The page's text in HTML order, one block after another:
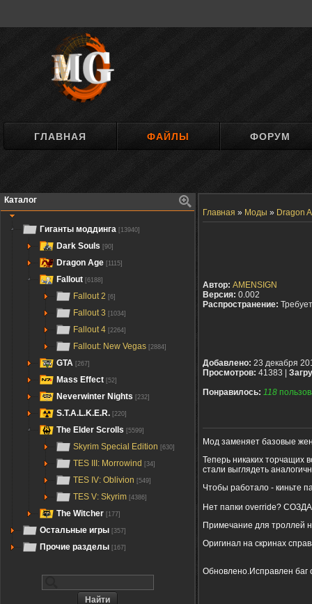
ГЛАВНАЯ ФАЙЛЫ ФОРУМ
Каталог
Гиганты моддинга [13940]
Dark Souls [90]
Dragon Age [1115]
Fallout [6188]
Fallout 2 [6]
Fallout 3 [1034]
Fallout 4 [2264]
Fallout: New Vegas [2884]
GTA [267]
Mass Effect [52]
Neverwinter Nights [232]
S.T.A.L.K.E.R. [220]
The Elder Scrolls [5599]
Skyrim Special Edition [630]
TES III: Morrowind [34]
TES IV: Oblivion [549]
TES V: Skyrim [4386]
The Witcher [177]
Остальные игры [357]
Прочие разделы [167]
Главная » Моды » Dragon
Автор: AMENSIGN
Версия: 0.002
Распространение:
Добавлено: 23 декабря
Просмотров: 41383 |
Понравилось: 118
Мод заменяет базовые
Теперь никаких торчащих
стали выглядеть
Чтобы работало - киньте
Нет папки override?
Примечание для троллей
Оригинал на скринах
Обновлено.Исправлен баг